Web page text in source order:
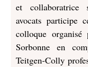
et collaboratrice
avocats participe
colloque
Sorbonne en
Teitgen-Colly